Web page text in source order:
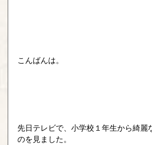
こんばんは。
先日テレビで、小学校１年生から綺
のを見ました。